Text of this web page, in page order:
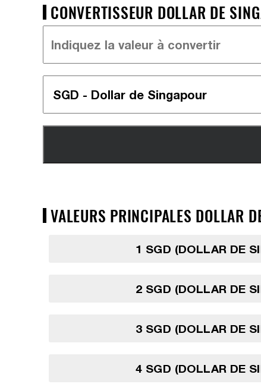
CONVERTISSEUR DOLLAR DE
VALEURS PRINCIPALES DOLLAR
1 SGD (DOLLAR DE
2 SGD (DOLLAR DE
3 SGD (DOLLAR DE
4 SGD (DOLLAR DE